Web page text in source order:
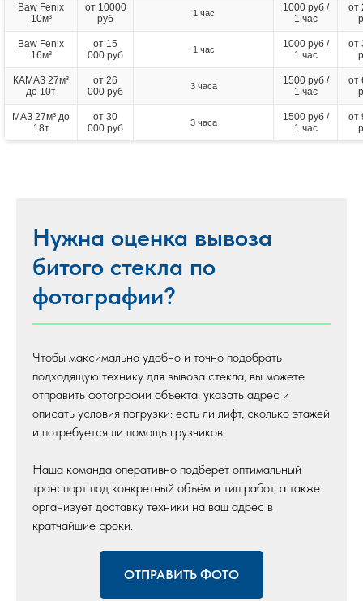
Baw Fenix
10м³
от 10000
руб
1 час
1000 руб /
1 час
от
Baw Fenix
16м³
от 15
000 руб
1 час
1000 руб /
1 час
от
КАМАЗ 27м³
до 10т
от 26
000 руб
3 часа
1500 руб /
1 час
от
МАЗ 27м³ до
18т
от 30
000 руб
3 часа
1500 руб /
1 час
от
Нужна оценка вывоза
битого стекла по
фотографии?
Чтобы максимально удобно и точно подобрать
подходящую технику для вывоза стекла, вы можете
отправить фотографии объекта, указать адрес и
описать условия погрузки: есть ли лифт, сколько этажей
и потребуется ли помощь грузчиков.
Наша команда оперативно подберёт оптимальный
транспорт под конкретный объём и тип работ, а также
организует доставку техники на ваш адрес в
кратчайшие сроки.
ОТПРАВИТЬ ФОТО